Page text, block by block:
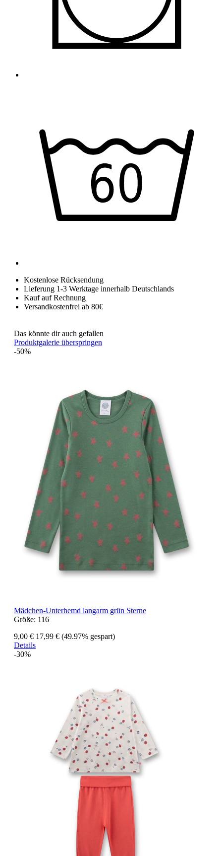
Kostenlose Rücksendung
Lieferung 1-3 Werktage innerhalb Deutschlands
Kauf auf Rechnung
Versandkostenfrei ab 80€
Das könnte dir auch gefallen
Produktgalerie überspringen
-50%
Mädchen-Unterhemd langarm grün Sterne
Größe: 116
9,00 € 17,99 € (49.97% gespart)
Details
-30%